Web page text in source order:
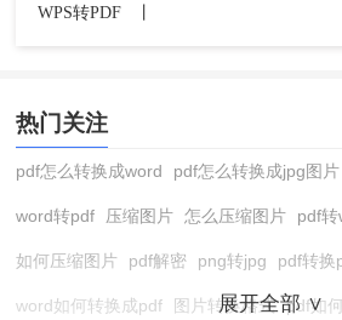
WPS转PDF
热门关注
pdf怎么转换成word pdf怎么转换成jpg图片
word转pdf 压缩图片 怎么压缩图片 pdf
如何压缩图片 pdf解密 png转jpg pdf转换
word如何转换成pdf 图片转换格式 pdf如
展开全部 ∨